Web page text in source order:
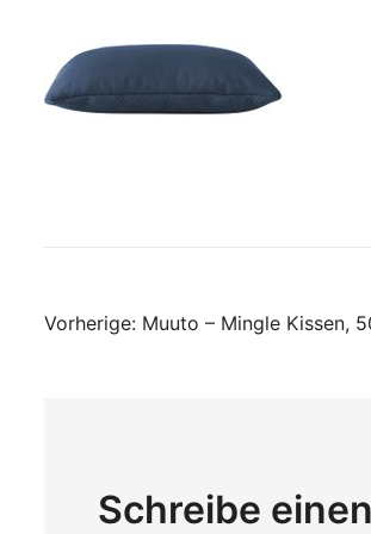
Vorherige: Muuto – Mingle Kissen,
Schreibe